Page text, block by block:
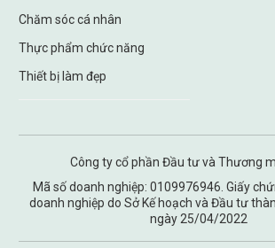
Chăm sóc cá nhân
Thực phẩm chức năng
Thiết bị làm đẹp
Công ty cổ phần Đầu tư và Thương
Mã số doanh nghiệp: 0109976946. Giấy
doanh nghiệp do Sở Kế hoạch và Đầu tư
ngày 25/04/2022